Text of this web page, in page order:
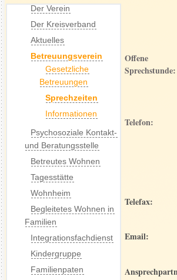
Offene
Sprechstunde:
Telefon:
Telefax:
Email:
Der Verein
Der Kreisverband
Aktuelles
Betreuungsverein
Gesetzliche
Betreuungen
Sprechzeiten
Informationen
Psychosoziale Kontakt-
und Beratungsstelle
Betreutes Wohnen
Tagesstätte
Wohnheim
Begleitetes Wohnen in
Familien
Integrationsfachdienst
Kindergruppe
Familienpaten